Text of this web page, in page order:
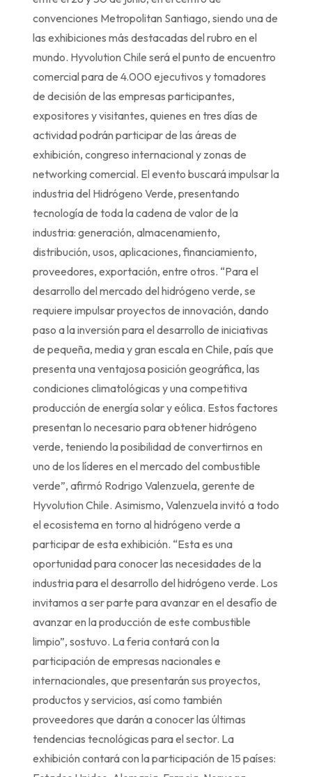
convenciones Metropolitan Santiago, siendo una de
las exhibiciones más destacadas del rubro en el
mundo. Hyvolution Chile será el punto de encuentro
comercial para de 4.000 ejecutivos y tomadores
de decisión de las empresas participantes,
expositores y visitantes, quienes en tres días de
actividad podrán participar de las áreas de
exhibición, congreso internacional y zonas de
networking comercial. El evento buscará impulsar la
industria del Hidrógeno Verde, presentando
tecnología de toda la cadena de valor de la
industria: generación, almacenamiento,
distribución, usos, aplicaciones, financiamiento,
proveedores, exportación, entre otros. “Para el
desarrollo del mercado del hidrógeno verde, se
requiere impulsar proyectos de innovación, dando
paso a la inversión para el desarrollo de iniciativas
de pequeña, media y gran escala en Chile, país que
presenta una ventajosa posición geográfica, las
condiciones climatológicas y una competitiva
producción de energía solar y eólica. Estos factores
presentan lo necesario para obtener hidrógeno
verde, teniendo la posibilidad de convertirnos en
uno de los líderes en el mercado del combustible
verde”, afirmó Rodrigo Valenzuela, gerente de
Hyvolution Chile. Asimismo, Valenzuela invitó a todo
el ecosistema en torno al hidrógeno verde a
participar de esta exhibición. “Esta es una
oportunidad para conocer las necesidades de la
industria para el desarrollo del hidrógeno verde. Los
invitamos a ser parte para avanzar en el desafío de
avanzar en la producción de este combustible
limpio”, sostuvo. La feria contará con la
participación de empresas nacionales e
internacionales, que presentarán sus proyectos,
productos y servicios, así como también
proveedores que darán a conocer las últimas
tendencias tecnológicas para el sector. La
exhibición contará con la participación de 15 países: